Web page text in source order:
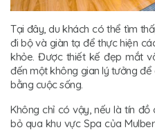
Tại đây, du khách có thể tìm
đi bộ và giàn tạ để thực hiện
khỏe. Được thiết kế đẹp mắt
đến một không gian lý tưởng
bằng cuộc sống.
Không chỉ có vậy, nếu là tín
bỏ qua khu vực Spa của